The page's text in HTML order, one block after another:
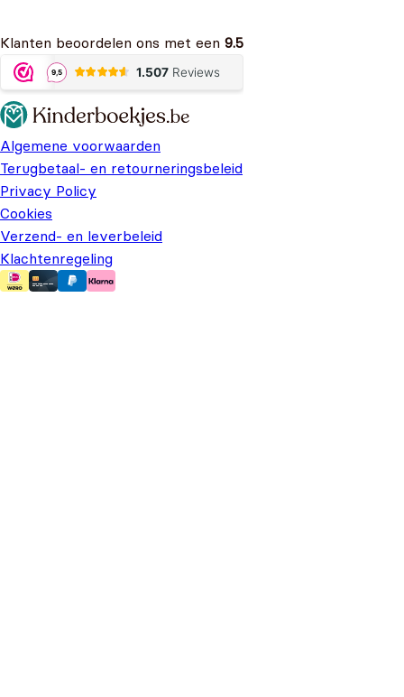
Klanten beoordelen ons met een 9.5
Algemene voorwaarden
Terugbetaal- en retourneringsbeleid
Privacy Policy
Cookies
Verzend- en leverbeleid
Klachtenregeling